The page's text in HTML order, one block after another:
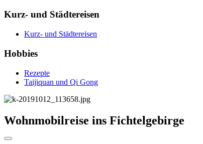
Kurz- und Städtereisen
Kurz- und Städtereisen
Hobbies
Rezepte
Taijiquan und Qi Gong
Wohnmobilreise ins Fichtelgebirge